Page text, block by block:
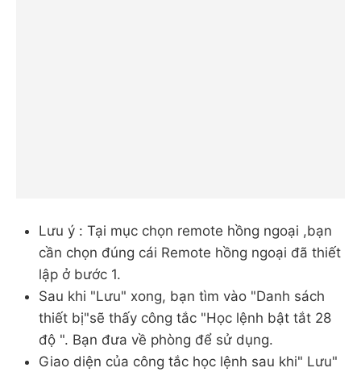
Lưu ý : Tại mục chọn remote hồng ngoại ,bạn
cần chọn đúng cái Remote hồng ngoại đã thiết
lập ở bước 1.
Sau khi "Lưu" xong, bạn tìm vào "Danh sách
thiết bị"sẽ thấy công tắc "Học lệnh bật tắt 28
độ ". Bạn đưa về phòng để sử dụng.
Giao diện của công tắc học lệnh sau khi" Lưu"